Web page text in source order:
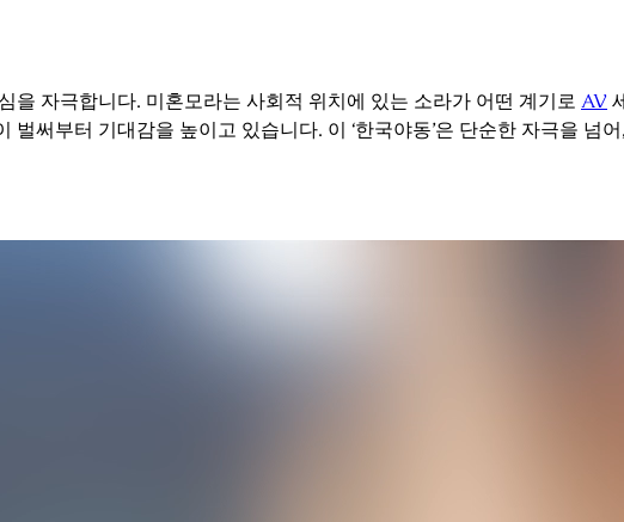
을 자극합니다. 미혼모라는 사회적 위치에 있는 소라가 어떤 계기로 AV
써부터 기대감을 높이고 있습니다. 이 ‘한국야동’은 단순한 자극을 넘